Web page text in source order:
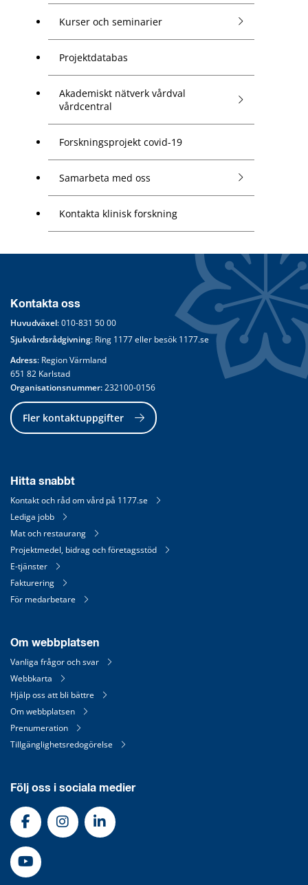
Kurser och seminarier
Projektdatabas
Akademiskt nätverk vårdval
vårdcentral
Forskningsprojekt covid-19
Samarbeta med oss
Kontakta klinisk forskning
Kontakta oss
Huvudväxel: 010-831 50 00
Sjukvårdsrådgivning: Ring 1177 eller besök 1177.se
Adress: Region Värmland
651 82 Karlstad
Organisationsnummer: 232100-0156
Fler kontaktuppgifter
Hitta snabbt
Kontakt och råd om vård på 1177.se
Lediga jobb
Mat och restaurang
Projektmedel, bidrag och företagsstöd
E-tjänster
Fakturering
För medarbetare
Om webbplatsen
Vanliga frågor och svar
Webbkarta
Hjälp oss att bli bättre
Om webbplatsen
Prenumeration
Tillgänglighetsredogörelse
Följ oss i sociala medier